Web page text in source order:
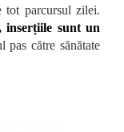
tot parcursul zilei.
inserțiile sunt un
pas către sănătate